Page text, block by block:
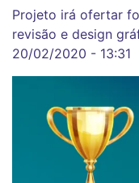
Projeto irá ofertar
revisão e design
20/02/2020 - 13:31